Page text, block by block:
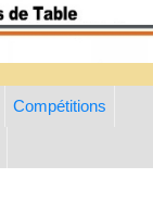
Compétitions